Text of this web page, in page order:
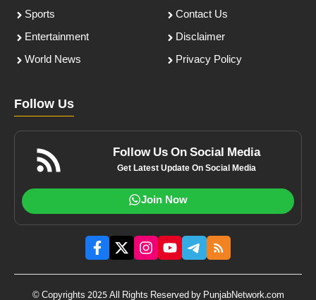
Sports
Entertainment
World News
Contact Us
Disclaimer
Privacy Policy
Follow Us
Follow Us On Social Media
Get Latest Update On Social Media
Join Now
© Copyrights 2025 All Rights Reserved by PunjabNetwork.com